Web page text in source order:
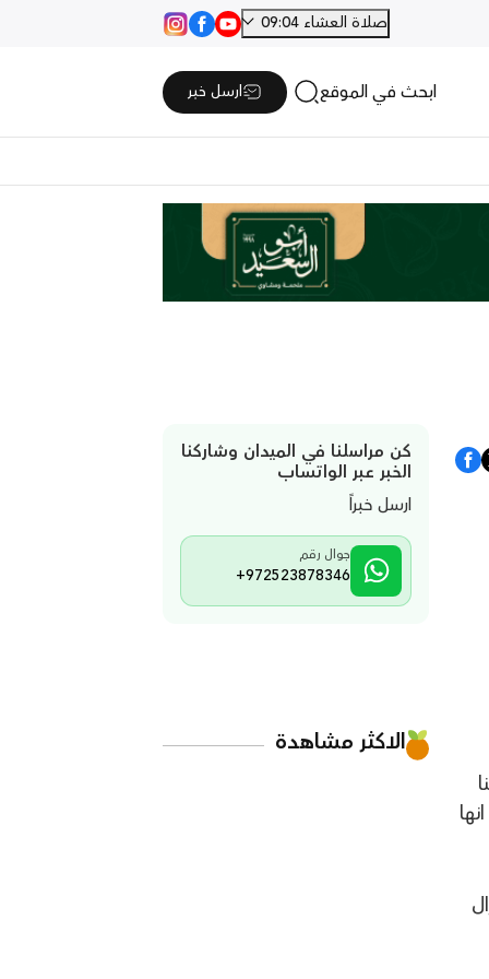
صلاة العشاء 09:04
ابحث في الموقع ارسل خبر
كن مراسلنا في الميدان وشاركنا
الخبر عبر الواتساب
ارسل خبراً
جوال رقم
+972523878346
الاكثر مشاهدة